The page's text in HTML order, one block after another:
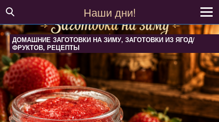
Наши дни!
ДОМАШНИЕ ЗАГОТОВКИ НА ЗИМУ, ЗАГОТОВКИ ИЗ ЯГОД/
ФРУКТОВ, РЕЦЕПТЫ